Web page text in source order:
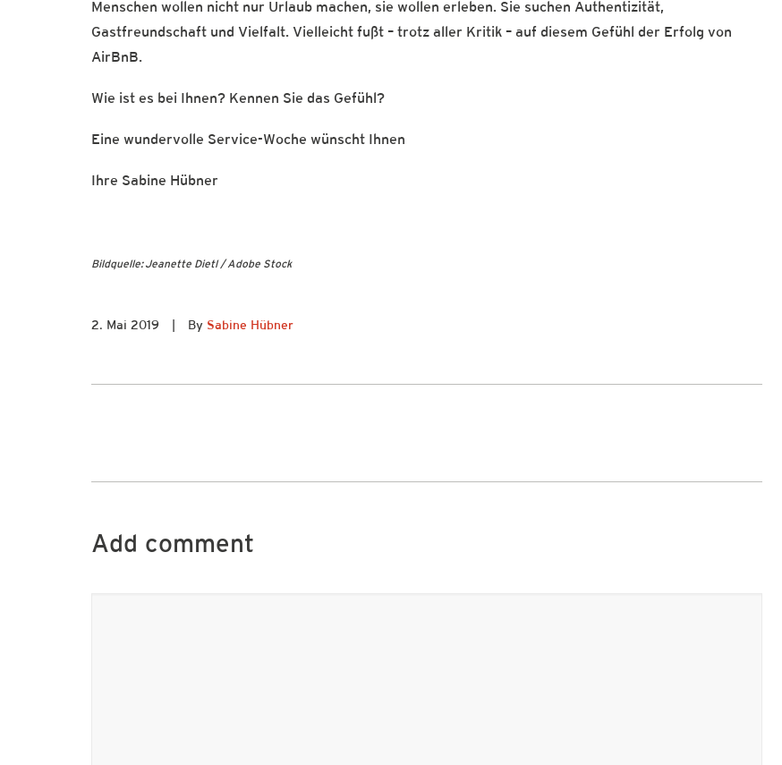
Menschen wollen nicht nur Urlaub machen, sie wollen erleben. Sie suchen Authentizität,
Gastfreundschaft und Vielfalt. Vielleicht fußt – trotz aller Kritik – auf diesem Gefühl der Erfolg von
AirBnB.
Wie ist es bei Ihnen? Kennen Sie das Gefühl?
Eine wundervolle Service-Woche wünscht Ihnen
Ihre Sabine Hübner
Bildquelle: Jeanette Dietl / Adobe Stock
2. Mai 2019 By Sabine Hübner
Add comment